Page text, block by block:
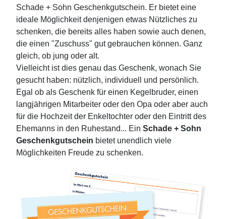
Schade + Sohn Geschenkgutschein. Er bietet eine
ideale Möglichkeit denjenigen etwas Nützliches zu
schenken, die bereits alles haben sowie auch denen,
die einen "Zuschuss" gut gebrauchen können. Ganz
gleich, ob jung oder alt.
Vielleicht ist dies genau das Geschenk, wonach Sie
gesucht haben: nützlich, individuell und persönlich.
Egal ob als Geschenk für einen Kegelbruder, einen
langjährigen Mitarbeiter oder den Opa oder aber auch
für die Hochzeit der Enkeltochter oder den Eintritt des
Ehemanns in den Ruhestand... Ein Schade + Sohn
Geschenkgutschein bietet unendlich viele
Möglichkeiten Freude zu schenken.